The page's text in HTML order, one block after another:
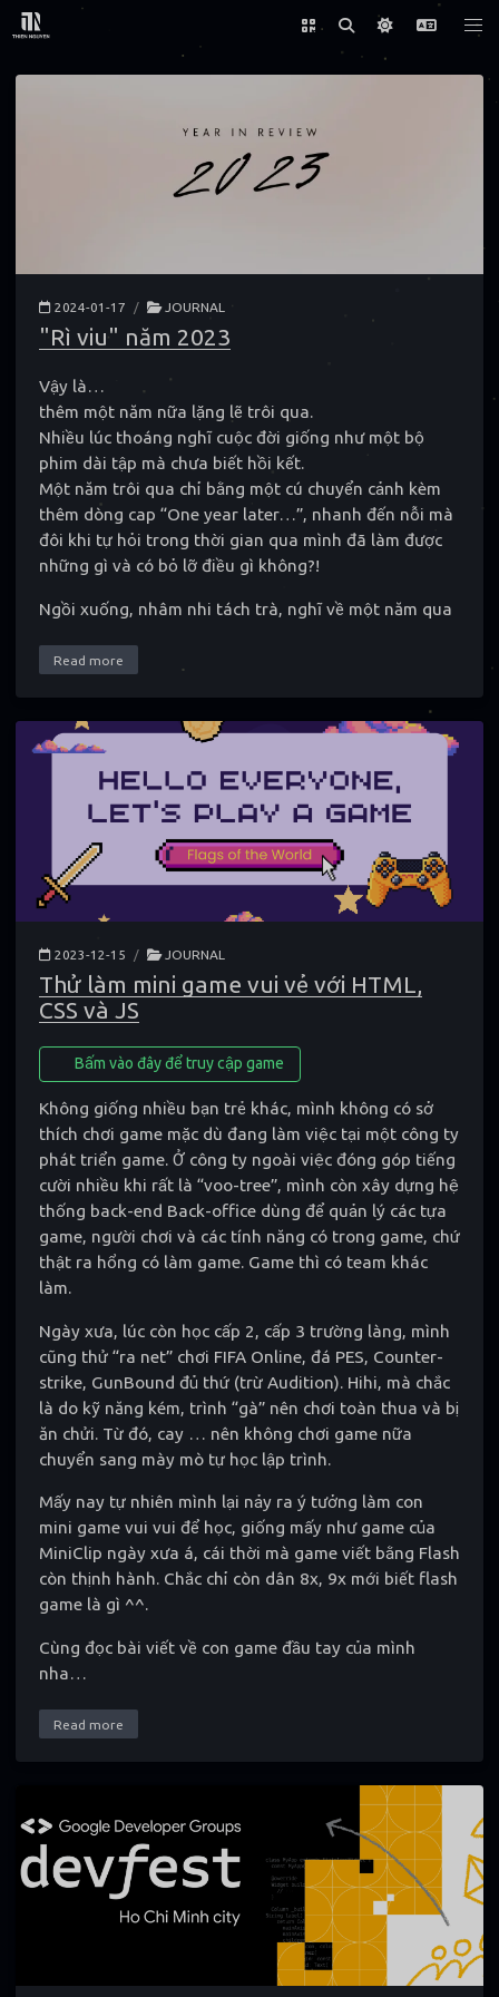
2024-01-17 / JOURNAL
"Rì viu" năm 2023
Vậy là…
thêm một năm nữa lặng lẽ trôi qua.
Nhiều lúc thoáng nghĩ cuộc đời giống như một bộ
phim dài tập mà chưa biết hồi kết.
Một năm trôi qua chỉ bằng một cú chuyển cảnh kèm
thêm dòng cap “One year later…”, nhanh đến nỗi mà
đôi khi tự hỏi trong thời gian qua mình đã làm được
những gì và có bỏ lỡ điều gì không?!
Ngồi xuống, nhâm nhi tách trà, nghĩ về một năm qua
Read more
2023-12-15 / JOURNAL
Thử làm mini game vui vẻ với HTML,
CSS và JS
Bấm vào đây để truy cập game
Không giống nhiều bạn trẻ khác, mình không có sở
thích chơi game mặc dù đang làm việc tại một công ty
phát triển game. Ở công ty ngoài việc đóng góp tiếng
cười nhiều khi rất là “voo-tree”, mình còn xây dựng hệ
thống back-end Back-office dùng để quản lý các tựa
game, người chơi và các tính năng có trong game, chứ
thật ra hổng có làm game. Game thì có team khác
làm.
Ngày xưa, lúc còn học cấp 2, cấp 3 trường làng, mình
cũng thử “ra net” chơi FIFA Online, đá PES, Counter-
strike, GunBound đủ thứ (trừ Audition). Hihi, mà chắc
là do kỹ năng kém, trình “gà” nên chơi toàn thua và bị
ăn chửi. Từ đó, cay … nên không chơi game nữa
chuyển sang mày mò tự học lập trình.
Mấy nay tự nhiên mình lại nảy ra ý tưởng làm con
mini game vui vui để học, giống mấy như game của
MiniClip ngày xưa á, cái thời mà game viết bằng Flash
còn thịnh hành. Chắc chỉ còn dân 8x, 9x mới biết flash
game là gì ^^.
Cùng đọc bài viết về con game đầu tay của mình
nha…
Read more